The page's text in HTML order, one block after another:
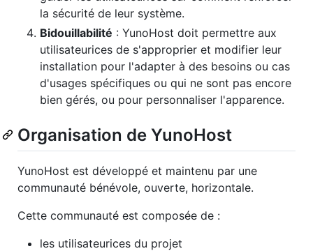
la sécurité de leur système.
Bidouillabilité : YunoHost doit permettre aux
utilisateurices de s'approprier et modifier leur
installation pour l'adapter à des besoins ou cas
d'usages spécifiques ou qui ne sont pas encore
bien gérés, ou pour personnaliser l'apparence.
Organisation de YunoHost
YunoHost est développé et maintenu par une
communauté bénévole, ouverte, horizontale.
Cette communauté est composée de :
les utilisateurices du projet